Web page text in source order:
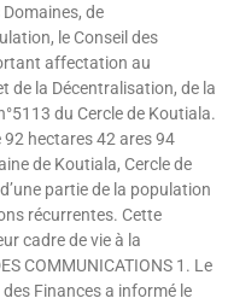
Domaines, de
le Conseil des
affectation au
de la Décentralisation, de la
du Cercle de Koutiala.
92 hectares 42 ares 94
de Koutiala, Cercle de
partie de la population
récurrentes. Cette
cadre de vie à la
COMMUNICATIONS 1. Le
Finances a informé le